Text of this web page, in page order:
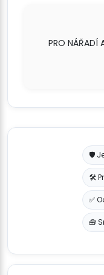
PRO NÁŘADÍ
🛡️
🛠️
✅
🧰